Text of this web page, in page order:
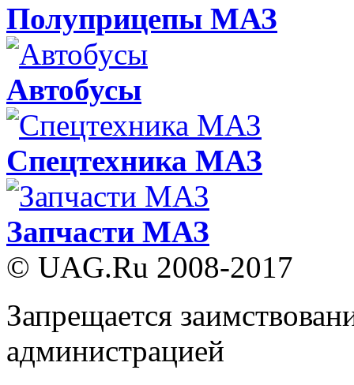
Полуприцепы МАЗ
Автобусы
Спецтехника МАЗ
Запчасти МАЗ
© UAG.Ru 2008-2017
Запрещается
администрацией